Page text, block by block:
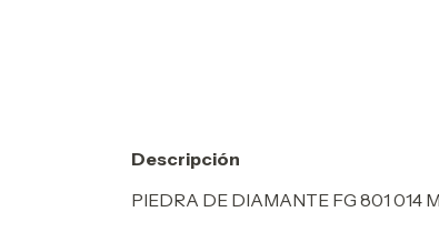
Descripción
PIEDRA DE DIAMANTE FG 801 014